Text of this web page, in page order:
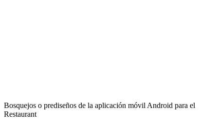
Bosquejos o prediseños de la aplicación móvil Android para el
Restaurant